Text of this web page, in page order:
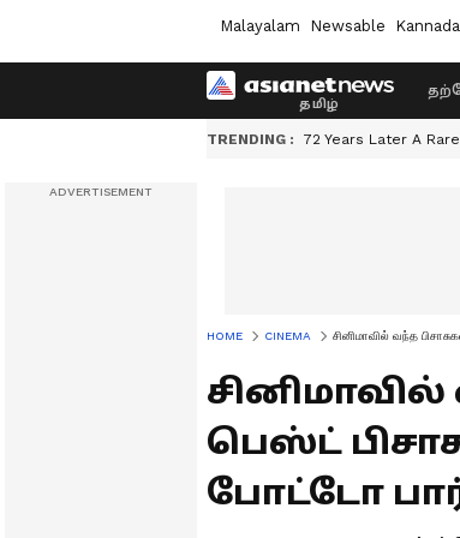
Malayalam Newsable Kannada
TRENDING : 72 Years Later A Rare
HOME CINEMA சினிமாவில் வந்த
பெஸ்ட்
போட்டோ